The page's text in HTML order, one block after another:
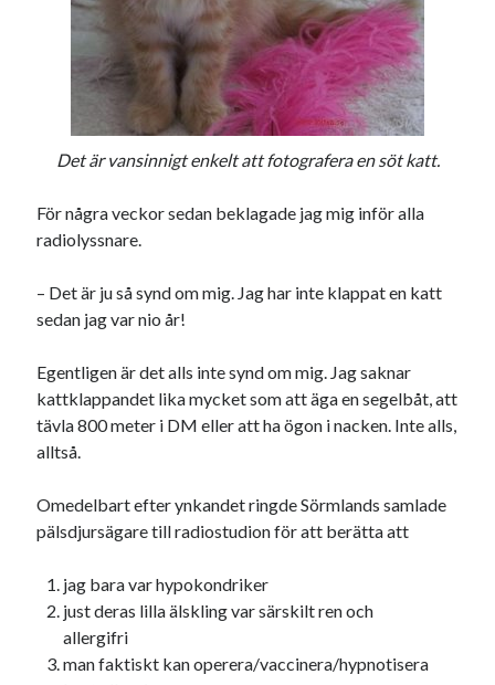
Det är vansinnigt enkelt att fotografera en söt katt.
För några veckor sedan beklagade jag mig inför alla
radiolyssnare.
– Det är ju så synd om mig. Jag har inte klappat en katt
sedan jag var nio år!
Egentligen är det alls inte synd om mig. Jag saknar
kattklappandet lika mycket som att äga en segelbåt, att
tävla 800 meter i DM eller att ha ögon i nacken. Inte alls,
alltså.
Omedelbart efter ynkandet ringde Sörmlands samlade
pälsdjursägare till radiostudion för att berätta att
jag bara var hypokondriker
just deras lilla älskling var särskilt ren och
allergifri
man faktiskt kan operera/vaccinera/hypnotisera